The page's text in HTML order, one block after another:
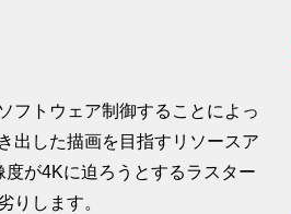
フトウェア制御することによっ
出した描画を目指すリソースア
が4Kに迫ろうとするラスター
りします。